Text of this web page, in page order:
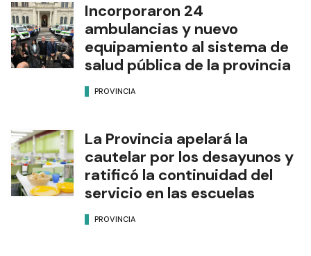
Incorporaron 24
ambulancias y nuevo
equipamiento al sistema de
salud pública de la provincia
PROVINCIA
La Provincia apelará la
cautelar por los desayunos y
ratificó la continuidad del
servicio en las escuelas
PROVINCIA